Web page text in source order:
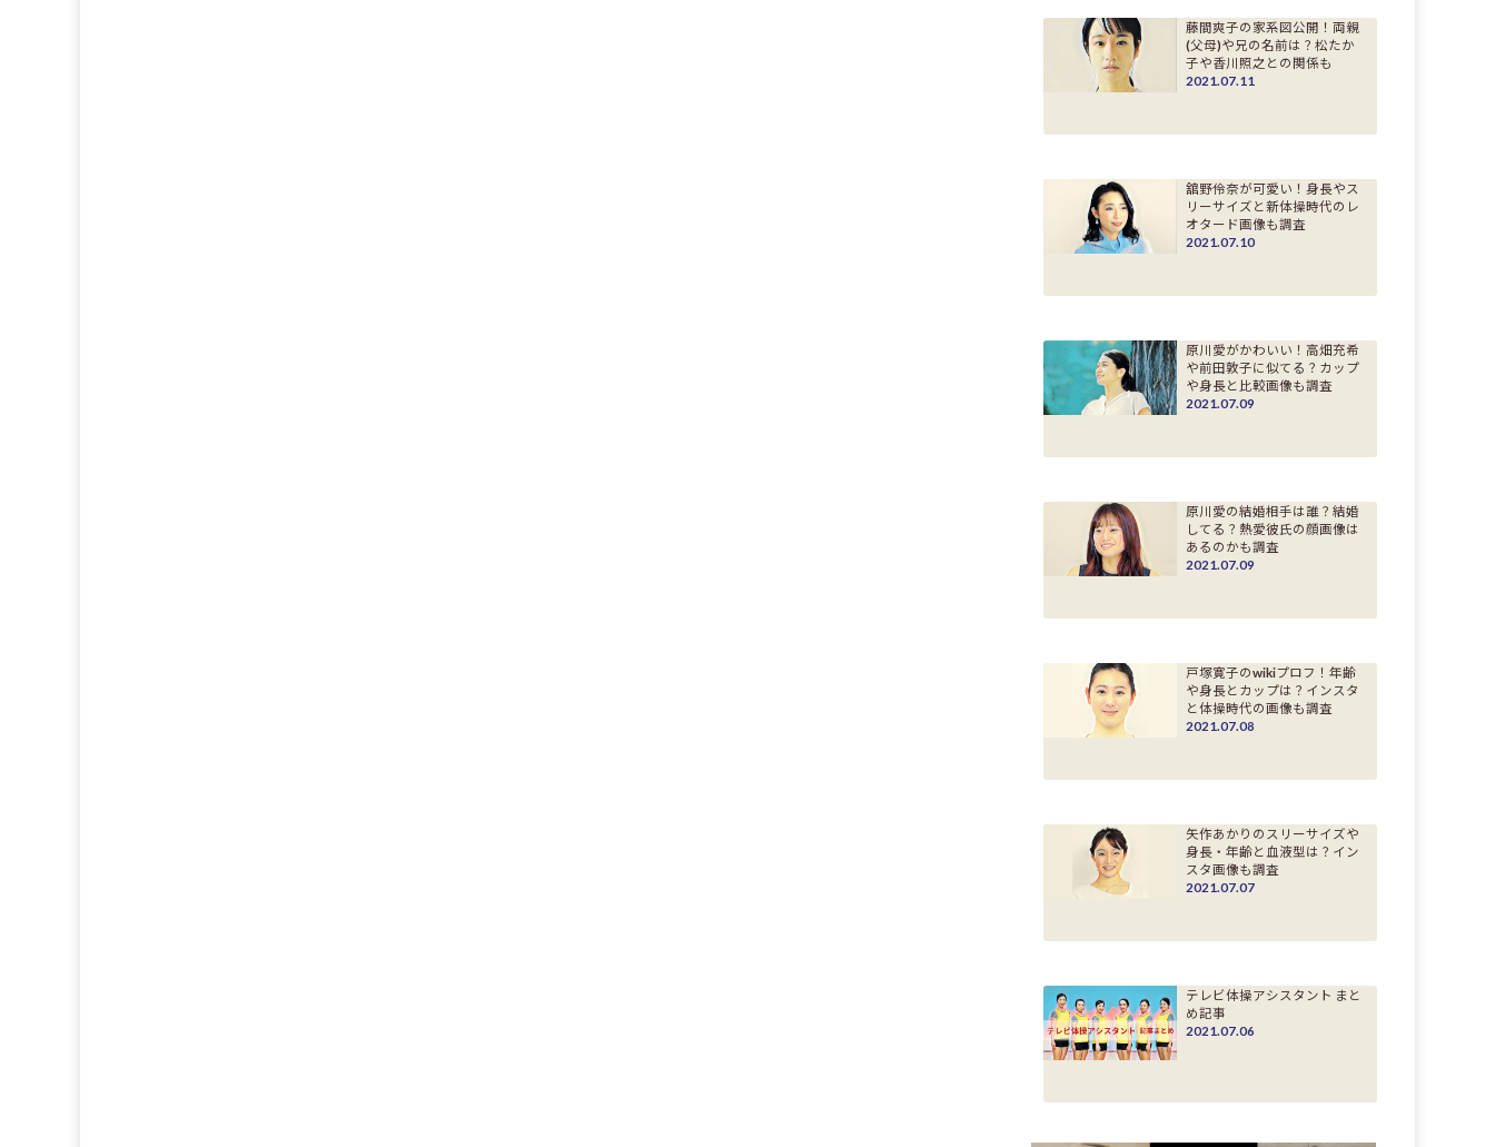
藤間爽子の家系図公開！両親
(父母)や兄の名前は？松たか
子や香川照之との関係も
2021.07.11
舘野伶奈が可愛い！身長やス
リーサイズと新体操時代のレ
オタード画像も調査
2021.07.10
原川愛がかわいい！高畑充希
や前田敦子に似てる？カップ
や身長と比較画像も調査
2021.07.09
原川愛の結婚相手は誰？結婚
してる？熱愛彼氏の顔画像は
あるのかも調査
2021.07.09
戸塚寛子のwikiプロフ！年齢
や身長とカップは？インスタ
と体操時代の画像も調査
2021.07.08
矢作あかりのスリーサイズや
身長・年齢と血液型は？イン
スタ画像も調査
2021.07.07
テレビ体操アシスタント まと
め記事
2021.07.06